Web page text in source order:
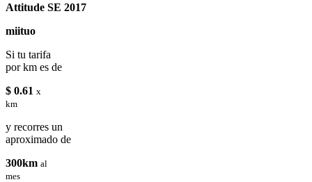
Attitude SE 2017
miituo
Si tu tarifa
por km es de
$ 0.61 x
km
y recorres un
aproximado de
300km al
mes